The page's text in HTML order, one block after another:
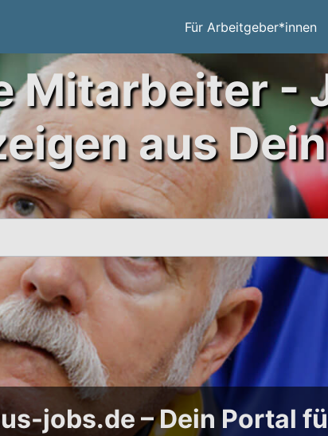
Für Arbeitgeber*innen
Mitarbeiter -
aus
jobs.de – Dein Portal